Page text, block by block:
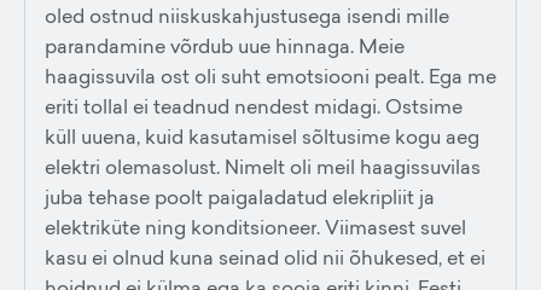
oled ostnud niiskuskahjustusega isendi mille
parandamine võrdub uue hinnaga. Meie
haagissuvila ost oli suht emotsiooni pealt. Ega me
eriti tollal ei teadnud nendest midagi. Ostsime
küll uuena, kuid kasutamisel sõltusime kogu aeg
elektri olemasolust. Nimelt oli meil haagissuvilas
juba tehase poolt paigaladatud elekripliit ja
elektriküte ning konditsioneer. Viimasest suvel
kasu ei olnud kuna seinad olid nii õhukesed, et ei